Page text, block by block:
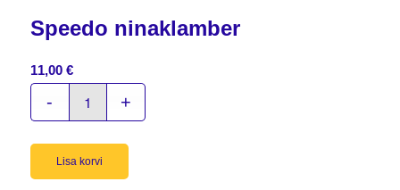
Speedo ninaklamber
11,00 €
Lisa korvi